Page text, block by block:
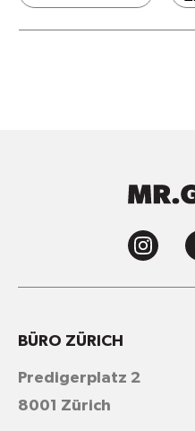
BÜRO ZÜRICH
Predigerplatz 2
8001 Zürich